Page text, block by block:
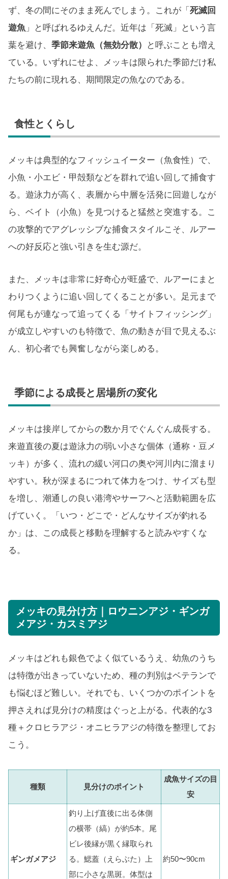
ず、冬の間にそのまま死んでしまう。これが「 死滅回
遊魚 」と呼ばれるゆえんだ。近年は「死滅」という言
葉を避け、 季節来遊魚（無効分散）
と呼ぶことも増え
ている。いずれにせよ、メッキは限られた季節だけ私
たちの前に現れる、期間限定の魚なのである。
食性とくらし
メッキは典型的なフィッシュイーター（魚食性）で、
小魚・小エビ・甲殻類などを群れで追い回して捕食す
る。遊泳力が高く、表層から中層を活発に回遊しなが
ら、ベイト（小魚）を見つけると猛然と突進する。こ
の攻撃的でアグレッシブな捕食スタイルこそ、ルアー
への好反応と強い引きを生む源だ。
また、メッキは非常に好奇心が旺盛で、ルアーにまと
わりつくように追い回してくることが多い。足元まで
何尾もが連なって追ってくる「サイトフィッシング」
が成立しやすいのも特徴で、魚の動きが目で見えるぶ
ん、初心者でも興奮しながら楽しめる。
季節による成長と居場所の変化
メッキは接岸してからの数か月でぐんぐん成長する。
来遊直後の夏は遊泳力の弱い小さな個体（通称・豆メ
ッキ）が多く、流れの緩い河口の奥や河川内に溜まり
やすい。秋が深まるにつれて体力をつけ、サイズも型
を増し、潮通しの良い港湾やサーフへと活動範囲を広
げていく。「いつ・どこで・どんなサイズが釣れる
か」は、この成長と移動を理解すると読みやすくな
る。
メッキの見分け方｜ロウニンアジ・ギンガ
メアジ・カスミアジ
メッキはどれも銀色でよく似ているうえ、幼魚のうち
は特徴が出きっていないため、種の判別はベテランで
も悩むほど難しい。それでも、いくつかのポイントを
押さえれば見分けの精度はぐっと上がる。代表的な3
種＋クロヒラアジ・オニヒラアジの特徴を整理してお
こう。
種類 見分けのポイント
成魚サイズの目
安
ギンガメアジ
釣り上げ直後に出る体側
の横帯（縞）が約5本。尾
ビレ後縁が黒く縁取られ
る。鰓蓋（えらぶた）上
部に小さな黒斑。体型は
約50〜90cm